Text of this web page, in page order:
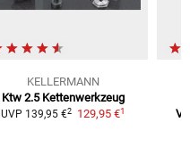
KELLERMANN
Ktw 2.5 Kettenwerkzeug
UVP 139,95 €2 129,95 €1